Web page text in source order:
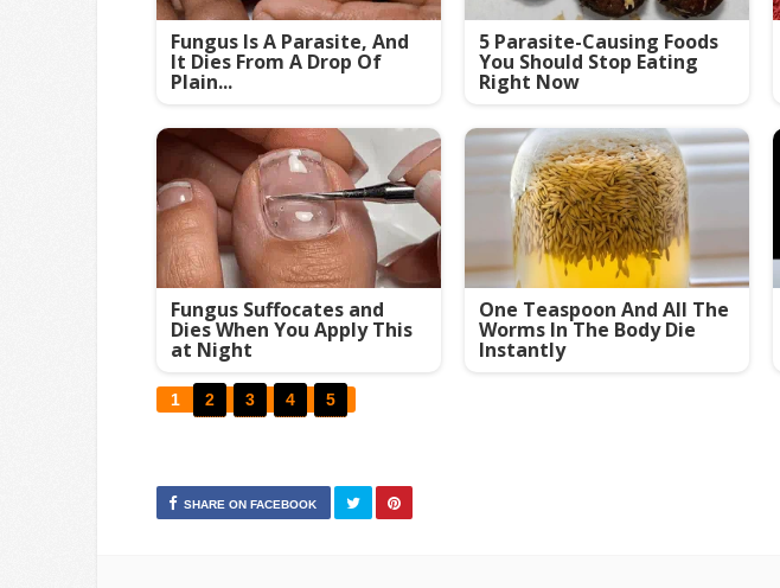
Fungus Is A Parasite, And
It Dies From A Drop Of
Plain...
5 Parasite-Causing Foods
You Should Stop Eating
Right Now
Fungus Suffocates and
Dies When You Apply This
at Night
One Teaspoon And All The
Worms In The Body Die
Instantly
1 2 3 4 5
SHARE ON FACEBOOK